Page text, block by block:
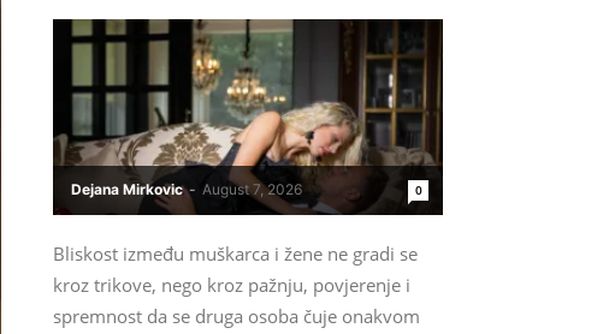
Dejana Mirkovic - August 7, 2026 0
Bliskost između muškarca i žene ne gradi se
kroz trikove, nego kroz pažnju, povjerenje i
spremnost da se druga osoba čuje onakvom